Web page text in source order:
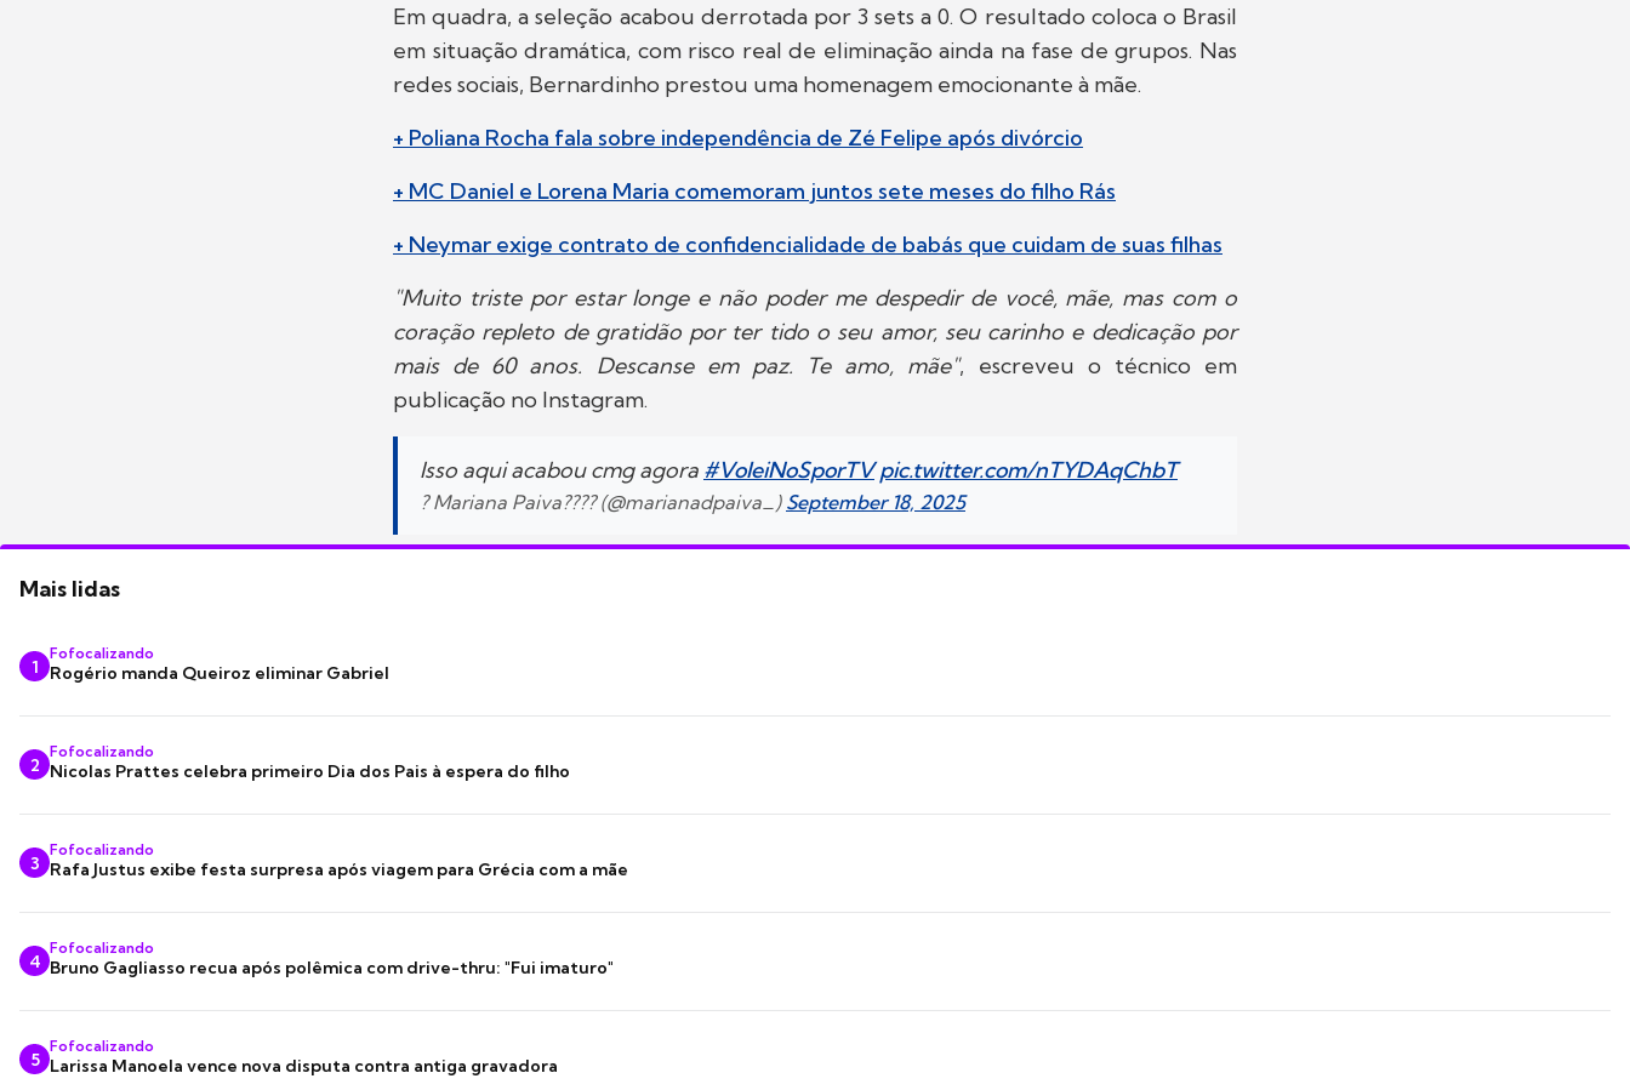
Em quadra, a seleção acabou derrotada por 3 sets a 0. O resultado coloca o Brasil
em situação dramática, com risco real de eliminação ainda na fase de grupos. Nas
redes sociais, Bernardinho prestou uma homenagem emocionante à mãe.
+ Poliana Rocha fala sobre independência de Zé Felipe após divórcio
+ MC Daniel e Lorena Maria comemoram juntos sete meses do filho Rás
+ Neymar exige contrato de confidencialidade de babás que cuidam de suas filhas
"Muito triste por estar longe e não poder me despedir de você, mãe, mas com o
coração repleto de gratidão por ter tido o seu amor, seu carinho e dedicação por
mais de 60 anos. Descanse em paz. Te amo, mãe", escreveu o técnico em
publicação no Instagram.
Isso aqui acabou cmg agora #VoleiNoSporTV pic.twitter.com/nTYDAqChbT
? Mariana Paiva???? (@marianadpaiva_) September 18, 2025
Mais lidas
1
Fofocalizando
Rogério manda Queiroz eliminar Gabriel
2
Fofocalizando
Nicolas Prattes celebra primeiro Dia dos Pais à espera do filho
3
Fofocalizando
Rafa Justus exibe festa surpresa após viagem para Grécia com a mãe
4
Fofocalizando
Bruno Gagliasso recua após polêmica com drive-thru: "Fui imaturo"
5
Fofocalizando
Larissa Manoela vence nova disputa contra antiga gravadora